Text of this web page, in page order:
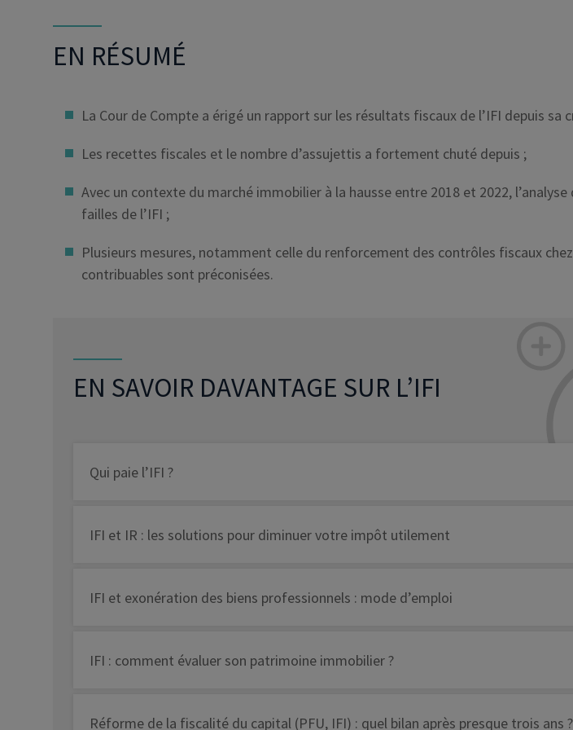
EN RÉSUMÉ
La Cour de Compte a érigé un rapport sur les résultats fiscaux de l’IFI depuis sa
Les recettes fiscales et le nombre d’assujettis a fortement chuté depuis ;
Avec un contexte du marché immobilier à la hausse entre 2018 et 2022,
failles de l’IFI ;
Plusieurs mesures, notamment celle du renforcement des contrôles fiscaux
contribuables sont préconisées.
EN SAVOIR DAVANTAGE SUR L’IFI
Qui paie l’IFI ?
IFI et IR : les solutions pour diminuer votre impôt utilement
IFI et exonération des biens professionnels : mode d’emploi
IFI : comment évaluer son patrimoine immobilier ?
Réforme de la fiscalité du capital (PFU, IFI) : quel bilan après presque trois ans ?